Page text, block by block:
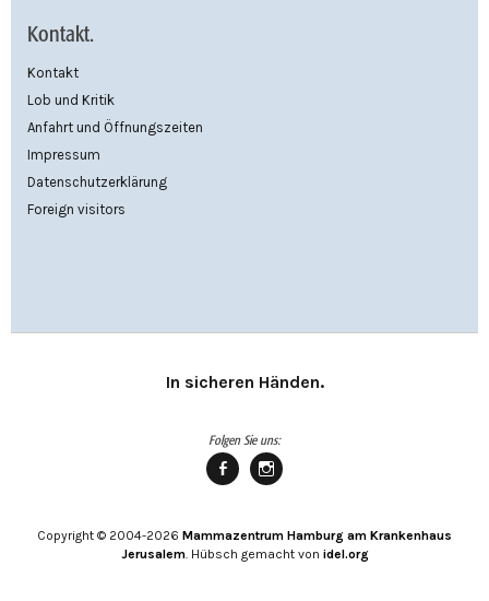
Kontakt.
Kontakt
Lob und Kritik
Anfahrt und Öffnungszeiten
Impressum
Datenschutzerklärung
Foreign visitors
In sicheren Händen.
Folgen Sie uns:
bei
facebook
bei
Instagram
Copyright © 2004-2026 Mammazentrum Hamburg am Krankenhaus
Jerusalem. Hübsch gemacht von idel.org